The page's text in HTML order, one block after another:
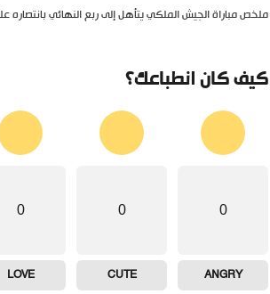
مباراة الجيش الملكي يتأهل إلى ربع النهائي بانتصاره
كان انطباعك؟
0
ANGRY
0
CUTE
0
LOVE